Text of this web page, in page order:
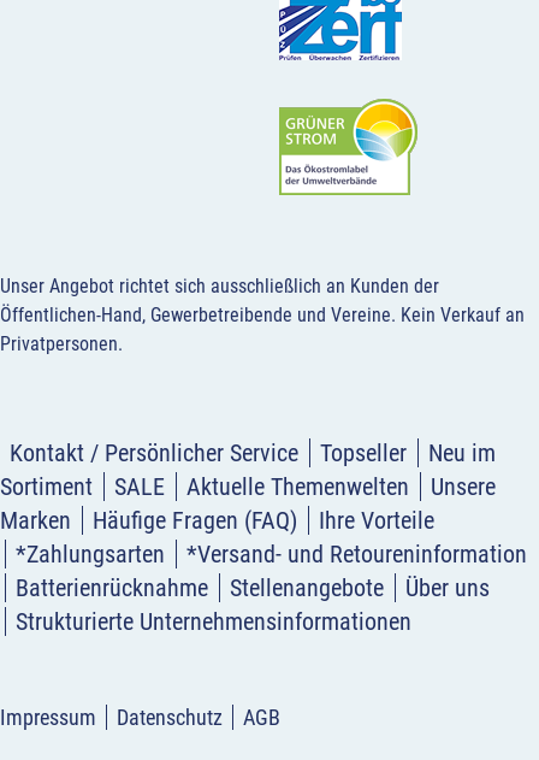
Unser Angebot richtet sich ausschließlich an Kunden der
Öffentlichen-Hand, Gewerbetreibende und Vereine. Kein Verkauf an
Privatpersonen.
Kontakt / Persönlicher Service Topseller
Neu im
Sortiment
SALE Aktuelle Themenwelten
Unsere
Marken
Häufige Fragen (FAQ)
Ihre Vorteile
*Zahlungsarten
*Versand- und Retoureninformation
Batterienrücknahme
Stellenangebote
Über uns
Strukturierte Unternehmensinformationen
Impressum Datenschutz AGB